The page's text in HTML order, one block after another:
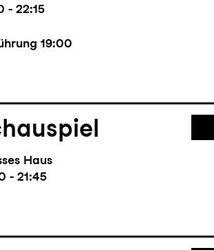
- 22:15
19:00
Haus
- 21:45